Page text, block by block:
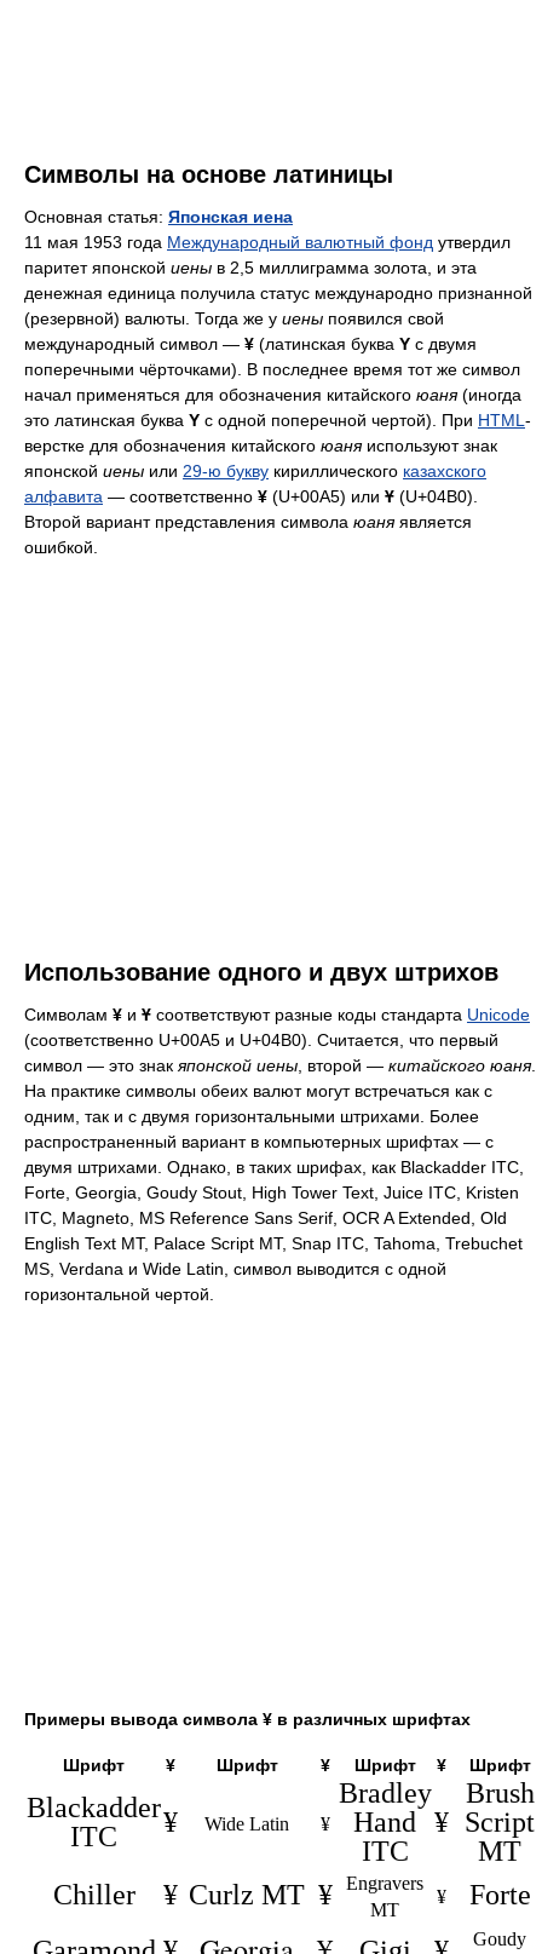
Символы на основе латиницы
Основная статья: Японская иена
11 мая 1953 года Международный валютный фонд утвердил
паритет японской иены в 2,5 миллиграмма золота, и эта
денежная единица получила статус международно признанной
(резервной) валюты. Тогда же у иены появился свой
международный символ — ¥ (латинская буква Y с двумя
поперечными чёрточками). В последнее время тот же символ
начал применяться для обозначения китайского юаня(иногда
это латинская буква Y с одной поперечной чертой). При HTML -
верстке для обозначения китайского юаняиспользуют знак
японской иены или 29-ю букву кириллического казахского
алфавита — соответственно ¥ (U+00A5) или Ұ (U+04B0).
Второй вариант представления символа юаняявляется
ошибкой.
Использование одного и двух штрихов
Символам ¥ и Ұ соответствуют разные коды стандарта Unicode
(соответственно U+00A5 и U+04B0). Считается, что первый
символ — это знак японской иены , второй — китайского юаня.
На практике символы обеих валют могут встречаться как с
одним, так и с двумя горизонтальными штрихами. Более
распространенный вариант в компьютерных шрифтах — с
двумя штрихами. Однако, в таких шрифах, как Blackadder ITC,
Forte, Georgia, Goudy Stout, High Tower Text, Juice ITC, Kristen
ITC, Magneto, MS Reference Sans Serif, OCR A Extended, Old
English Text MT, Palace Script MT, Snap ITC, Tahoma, Trebuchet
MS, Verdana и Wide Latin, символ выводится с одной
горизонтальной чертой.
Примеры вывода символа ¥ в различных шрифтах
Шрифт ¥ Шрифт ¥ Шрифт ¥ Шрифт
Blackadder
ITC
¥ Wide Latin ¥
Bradley
Hand
ITC
¥
Brush
Script
MT
Chiller
¥ Curlz MT ¥
Engravers
MT
¥
Forte
Goudy